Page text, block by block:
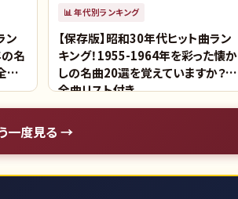
ン
名
リ
📊 年代別ランキング
【保存版】昭和30年代ヒット曲ラン
キング！1955-1964年を彩った懐か
しの名曲20選を覚えていますか？｜
全曲リスト付き
一度見る →